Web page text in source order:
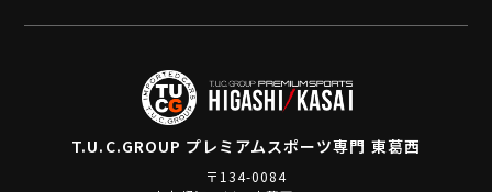
T.U.C.GROUP プレミアムスポーツ専門 東葛西
〒134-0084